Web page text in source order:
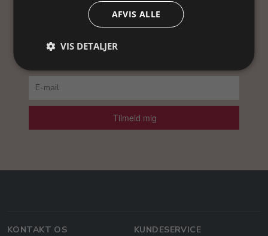
Ved at tilmelde dig vores nyhedsbrev, accepterer
du vorespersondatapolitik
Tilmeld mig
KONTAKT OS
KUNDESERVICE
AFVIS ALLE
VIS DETALJER